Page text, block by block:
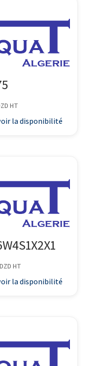
HT
la disponibilité
DZD HT
la disponibilité